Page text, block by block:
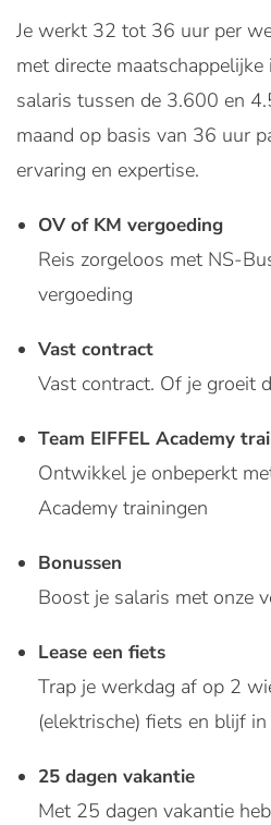
Je werkt 32 tot 36 uur per
met directe
salaris tussen de 3.600 en
maand op basis van 36 uur
ervaring en expertise.
OV of KM vergoeding
Reis zorgeloos met NS-
vergoeding
Vast contract
Vast contract. Of je groeit
Team EIFFEL Academy
Ontwikkel je onbeperkt
Academy trainingen
Bonussen
Boost je salaris met onze
Lease een fiets
Trap je werkdag af op 2
(elektrische) fiets en blijf
25 dagen vakantie
Met 25 dagen vakantie